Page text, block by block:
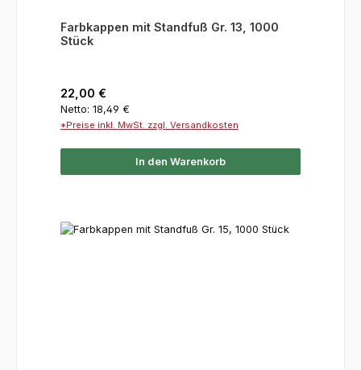
Farbkappen mit Standfuß Gr. 13, 1000
Stück
Regulärer Preis:
22,00 €
Netto: 18,49 €
*Preise inkl. MwSt. zzgl. Versandkosten
In den Warenkorb